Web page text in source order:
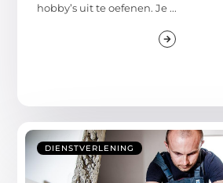
hobby’s uit te oefenen. Je ...
DIENSTVERLENING